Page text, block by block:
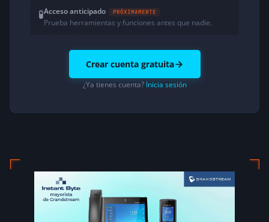
🧪Acceso anticipado PRÓXIMAMENTE
Prueba herramientas y funciones antes que nadie.
Crear cuenta gratuita
¿Ya tienes cuenta? Inicia sesión